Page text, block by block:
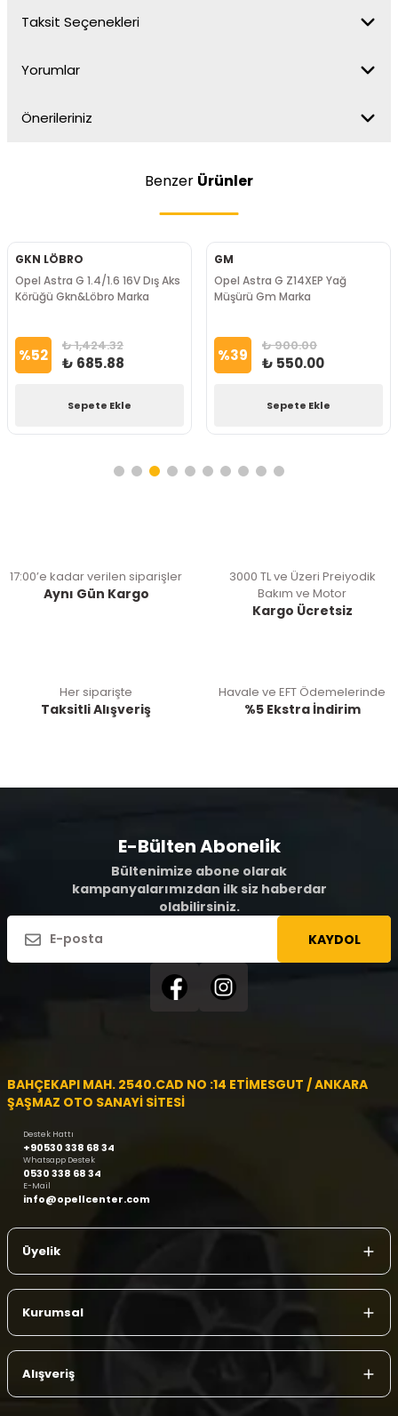
Taksit Seçenekleri
Yorumlar
Önerileriniz
Benzer Ürünler
GKN LÖBRO
Opel Astra G 1.4/1.6 16V Dış Aks
Körüğü Gkn&Löbro Marka
%52 ₺ 1,424.32
₺ 685.88
Sepete Ekle
GM
Opel Astra G Z14XEP Yağ
Müşürü Gm Marka
%39 ₺ 900.00
₺ 550.00
Sepete Ekle
17:00’e kadar verilen siparişler
Aynı Gün Kargo
3000 TL ve Üzeri Preiyodik
Bakım ve Motor
Kargo Ücretsiz
Her siparişte
Taksitli Alışveriş
Havale ve EFT Ödemelerinde
%5 Ekstra İndirim
E-Bülten Abonelik
Bültenimize abone olarak
kampanyalarımızdan ilk siz haberdar
olabilirsiniz.
KAYDOL
BAHÇEKAPI MAH. 2540.CAD NO :14 ETİMESGUT / ANKARA
ŞAŞMAZ OTO SANAYİ SİTESİ
Destek Hattı
+90530 338 68 34
Whatsapp Destek
0530 338 68 34
E-Mail
info@opellcenter.com
Üyelik
Kurumsal
Alışveriş